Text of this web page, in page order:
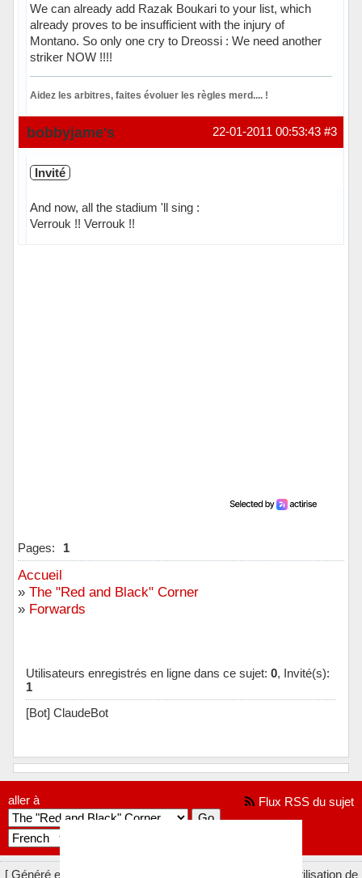
We can already add Razak Boukari to your list, which
already proves to be insufficient with the injury of
Montano. So only one cry to Dreossi : We need another
striker NOW !!!!
Aidez les arbitres, faites évoluer les règles merd.... !
Hors ligne #3
22-01-2011 00:53:43
bobbyjame's
Invité
And now, all the stadium 'll sing :
Verrouk !! Verrouk !!
Pages: 1
Accueil
» The "Red and Black" Corner
» Forwards
Utilisateurs enregistrés en ligne dans ce sujet: 0, Invité(s):
1
[Bot] ClaudeBot
aller à Flux RSS du sujet
[ Généré en 0.017 secondes, 11 requêtes exécutées - Utilisation de